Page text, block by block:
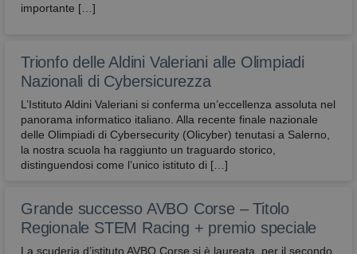
importante […]
Trionfo delle Aldini Valeriani alle Olimpiadi
Nazionali di Cybersicurezza
L’Istituto Aldini Valeriani si conferma un’eccellenza assoluta nel
panorama informatico italiano. Alla recente finale nazionale
delle Olimpiadi di Cybersecurity (Olicyber) tenutasi a Salerno,
la nostra scuola ha raggiunto un traguardo storico,
distinguendosi come l’unico istituto di […]
Grande successo AVBO Corse – Titolo
Regionale STEM Racing + premio speciale
La scuderia d’istituto AVBO Corse si è laureata, per il secondo